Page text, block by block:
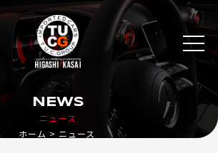
ニュース
NEWS
ホーム ニュース